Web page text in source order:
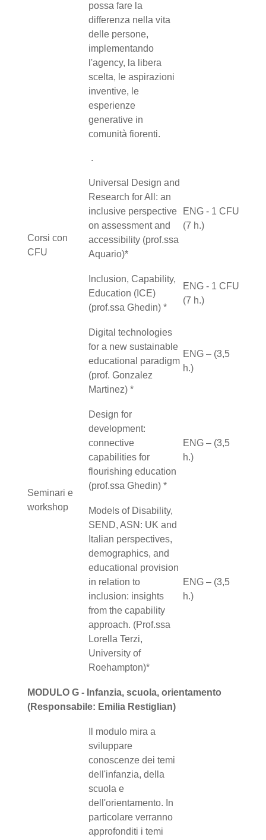
possa fare la
differenza nella vita
delle persone,
implementando
l'agency, la libera
scelta, le aspirazioni
inventive, le
esperienze
generative in
comunità fiorenti.
.
Corsi con
CFU
Universal Design and
Research for All: an
inclusive perspective
on assessment and
accessibility (prof.ssa
Aquario)*
ENG - 1 CFU
(7 h.)
Inclusion, Capability,
Education (ICE)
(prof.ssa Ghedin) *
ENG - 1 CFU
(7 h.)
Seminari e
workshop
Digital technologies
for a new sustainable
educational paradigm
(prof. Gonzalez
Martinez) *
ENG – (3,5
h.)
Design for
development:
connective
capabilities for
flourishing education
(prof.ssa Ghedin) *
ENG – (3,5
h.)
Models of Disability,
SEND, ASN: UK and
Italian perspectives,
demographics, and
educational provision
in relation to
inclusion: insights
from the capability
approach. (Prof.ssa
Lorella Terzi,
University of
Roehampton)*
ENG – (3,5
h.)
MODULO G - Infanzia, scuola, orientamento
(Responsabile: Emilia Restiglian)
Il modulo mira a
sviluppare
conoscenze dei temi
dell'infanzia, della
scuola e
dell'orientamento. In
particolare verranno
approfonditi i temi